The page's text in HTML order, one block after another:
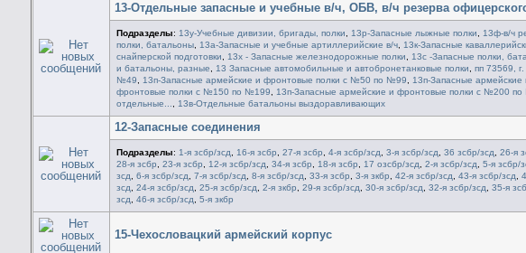
13-Отдельные запасные и учебные в/ч, ОБВ, в/ч резерва
Подразделы: 13у-Учебные дивизии, бригады, полки 13р-Запасные лыжные полки 13ф-в/ч
полки, батальоны, 13а-Запасные и учебные артиллерийские в/ч, 13к-Запасные
снайперской подготовки
13х - Запасные железнодорожные полки 13с -Запасные полки,
и батальоны, разные
13 Запасные автомобильные и автобронетанковые полки пп 73569,
№49
13п-Запасные армейские и фронтовые полки с №50 по №99 13п-Запасные
фронтовые полки с №150 по №199
13п-Запасные армейские и фронтовые полки с №200
отдельные...
13в-Отдельные батальоны выздоравливающих
12-Запасные соединения
Подразделы: 1-я зсбр/зсд 16-я зсбр 27-я зсбр 4-я зсбр/зсд 3-я зсбр/зсд 36 зсбр/зсд 26-я
28-я зсбр
23-я зсбр 12-я зсбр/зсд 34-я зсбр 18-я зсбр 17 озсбр/зсд 2-я зсбр/зсд 5-я зсбр/
зсд
6-я зсбр/зсд 7-я зсбр/зсд 8-я зсбр/зсд 33-я зсбр 3-я зкбр 42-я зсбр/зсд 43-я зсбр/зсд
зсд
24-я зсбр/зсд 25-я зсбр/зсд 2-я зкбр 29-я зсбр/зсд 30-я зсбр/зсд 32-я зсбр/зсд 35-я
зсд
46-я зсбр/зсд 5-я зкбр
15-Чехословацкий армейский корпус